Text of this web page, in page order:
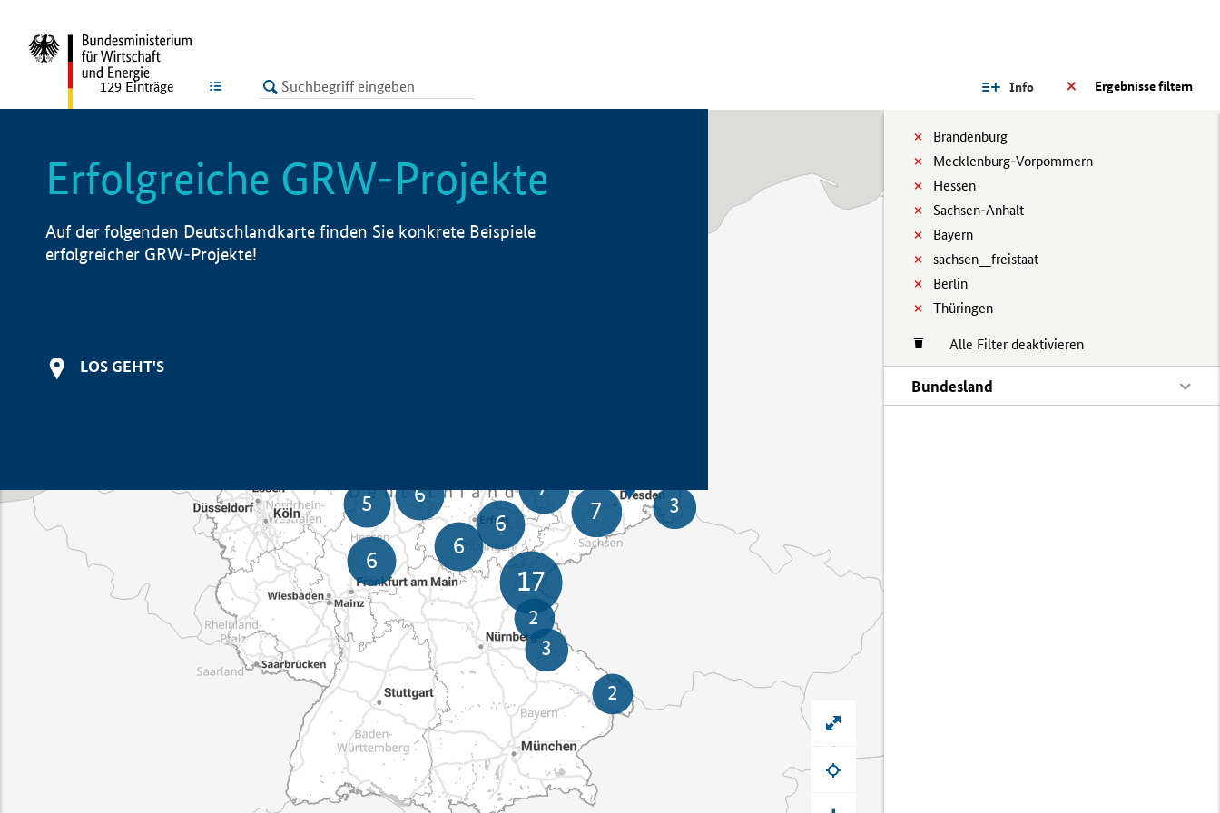
LISTE Ergebnisse filtern
Info
Brandenburg
Mecklenburg-Vorpommern
Hessen
Sachsen-Anhalt
Bayern
sachsen__freistaat
Berlin
Thüringen
Alle Filter deaktivieren
Bundesland
129 Einträge
Erfolgreiche GRW-Projekte
Auf der folgenden Deutschlandkarte finden Sie konkrete Beispiele
erfolgreicher GRW-Projekte!
LOS GEHT'S